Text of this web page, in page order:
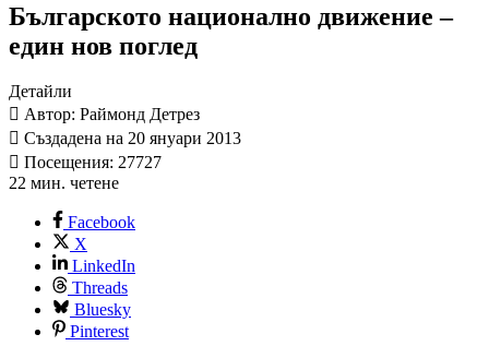
Българското национално движение –
един нов поглед
Детайли
Автор: Раймонд Детрез
Създадена на 20 януари 2013
Посещения: 27727
22 мин. четене
Facebook
X
LinkedIn
Threads
Bluesky
Pinterest